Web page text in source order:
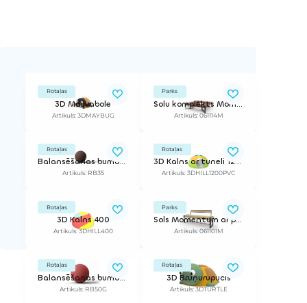
Rotaļas
3D Maijvabole
Artikuls: 3DMAYBUG
Parks
Solu komplekts Momentum, kvadrāta formā
Artikuls: 061114M
Rotaļas
Balansēšanas bumba 35 ( gumijas segumam), 35 cm ar noliekšanas sistēmu
Artikuls: RB35
Rotaļas
3D Kalns ar tuneli 1200 PVC
Artikuls: 3DHILL1200PVC
Rotaļas
3D Kalns 400
Artikuls: 3DHILL400
Parks
Sols Momentum ar pilna izmēra atzveltni, bez roku balstiem
Artikuls: 061101M
Rotaļas
Balansēšanas bumba 50 zālei | ø 50 cm, noliecams. ar montāžas kronšteinu 21,5 cm dziļumam
Artikuls: RB50G
Rotaļas
3D Bruņurupucis
Artikuls: 3DTURTLE